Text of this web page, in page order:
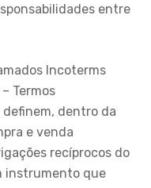
entre
Incoterms
Termos
dentro da
e venda
recíprocos do
instrumento que